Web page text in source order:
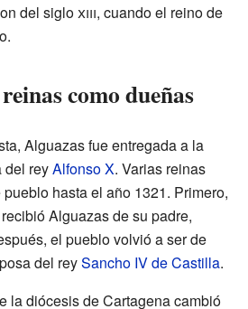
del sigloxiii, cuando el reino de
como dueñas
Alguazas fue entregada a la
del reyAlfonso X. Varias reinas
hasta el año 1321. Primero,
recibió Alguazas de su padre,
el pueblo volvió a ser de
del reySancho IV de Castilla.
la diócesis de Cartagena cambió